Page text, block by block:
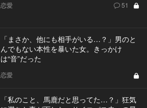
恋愛 51
「まさか、他にも相手がいる…？」男のと
んでもない本性を暴いた女。きっかけ
は“音”だった
恋愛
「私のこと、馬鹿だと思ってた…？」狂気